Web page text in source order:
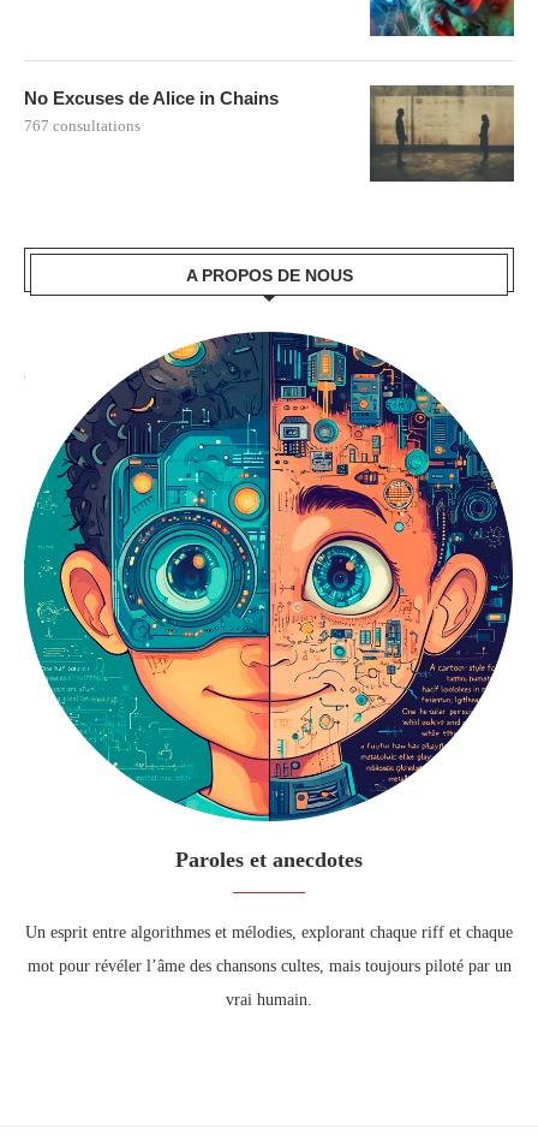
No Excuses de Alice in Chains
767 consultations
A PROPOS DE NOUS
Paroles et anecdotes
Un esprit entre algorithmes et mélodies, explorant chaque riff et chaque
mot pour révéler l’âme des chansons cultes, mais toujours piloté par un
vrai humain.